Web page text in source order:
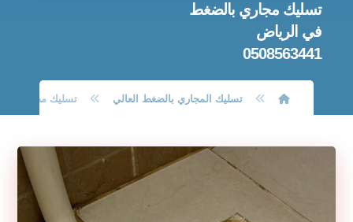
تسليك مجاري بالضغط
في الرياض
0508563441
تسليك المجاري بالضغط العالي تسليك مجاري بالضغط